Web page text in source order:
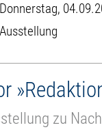
Donnerstag,
Ausstellung
zu